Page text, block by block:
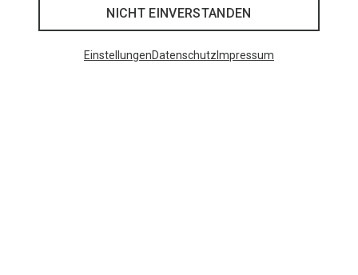
NICHT EINVERSTANDEN
EinstellungenDatenschutz Impressum